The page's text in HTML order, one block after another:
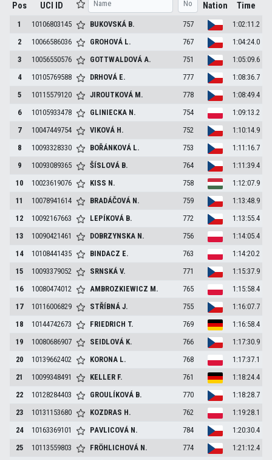
Pos UCI ID Nation Time
1 10106803145 BUKOVSKÁ B. 757
1:02:11.2
2
10066586036 GROHOVÁ L. 767
1:04:24.0
3
10056550576 GOTTWALDOVÁA. 751
1:05:09.6
4
10105769588 DRHOVÁ E. 777
1:08:36.7
5
10115579120 JIROUTKOVÁ M. 778
1:08:49.4
6
10105933478 GLINIECKA N. 754
1:09:13.2
7
10047449754 VIKOVÁ H. 752
1:10:14.9
8
10093328330 BOŘÁNKOVÁ L. 753
1:11:16.7
9
10093089365 ŠÍSLOVÁ B. 764
1:11:39.4
10
10023619076 KISS N. 758
1:12:07.9
11
10078941614 BRADÁČOVÁ N. 759
1:13:48.9
12
10092167663 LEPÍKOVÁ B. 772
1:13:55.4
13
10090421461 DOBRZYNSKA N. 756
1:14:05.4
14
10108441435 BINDACZ E. 763
1:14:20.2
15
10093379052 SRNSKÁV. 771
1:15:37.9
16
10080474012 AMBROZKIEWICZ M. 765
1:15:58.4
17
10116006829 STŘÍBNÁJ. 755
1:16:07.7
18
10144742673 FRIEDRICH T. 769
1:16:58.4
19
10080686907 SEIDLOVÁ K. 766
1:17:30.9
20
10139662402 KORONA L. 768
1:17:37.1
21
10099348491 KELLER F. 761
1:18:24.4
22
10128284403 GROULÍKOVÁ B. 770
1:18:28.7
23
10131153680 KOZDRAS H. 762
1:19:28.1
24
10163369101 PAVLICOVÁ N. 784
1:20:30.4
25
10113559803 FRÖHLICHOVÁ N. 774
1:21:12.4